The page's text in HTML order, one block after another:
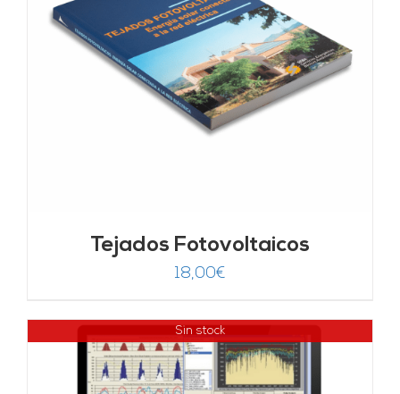
Tejados Fotovoltaicos
18,00€
Sin stock